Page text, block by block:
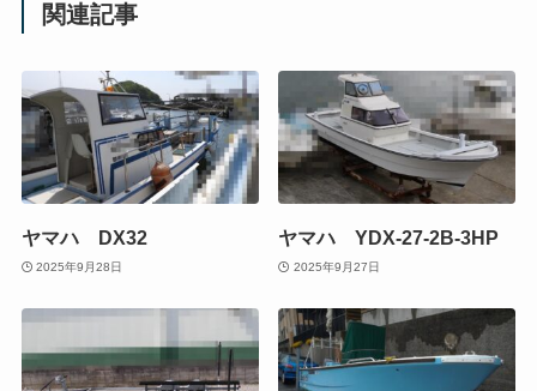
関連記事
ヤマハ DX32
2025年9月28日
ヤマハ YDX-27-2B-3HP
2025年9月27日